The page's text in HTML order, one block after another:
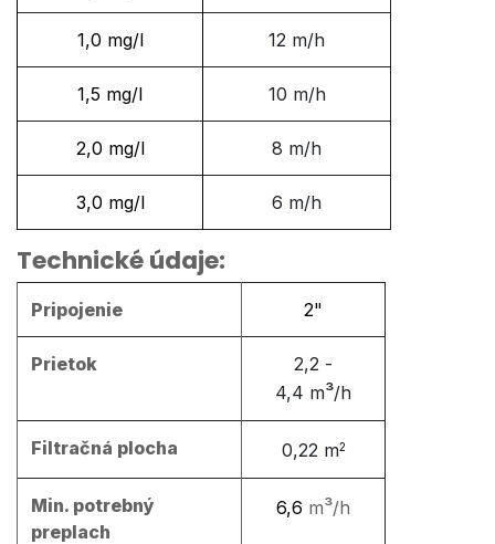
1,0 mg/l 12 m/h
1,5 mg/l 10 m/h
2,0 mg/l 8 m/h
3,0 mg/l 6 m/h
Technické údaje:
Pripojenie 2"
Prietok
2,2 -
4,4 m³/h
Filtračná plocha 0,22 m2
Min. potrebný
preplach
6,6 m³/h